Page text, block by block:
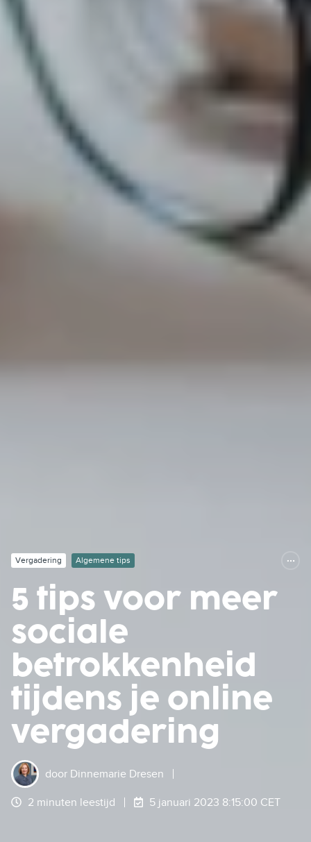
Vergadering Algemene tips
5 tips voor meer
sociale
betrokkenheid
tijdens je online
vergadering
door Dinnemarie Dresen
2 minuten leestijd 5 januari 2023 8:15:00 CET